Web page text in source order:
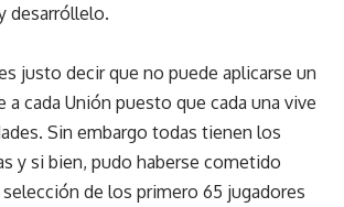
desarróllelo.
justo decir que no puede aplicarse un
a cada Unión puesto que cada una vive
Sin embargo todas tienen los
y si bien, pudo haberse cometido
de los primero 65 jugadores